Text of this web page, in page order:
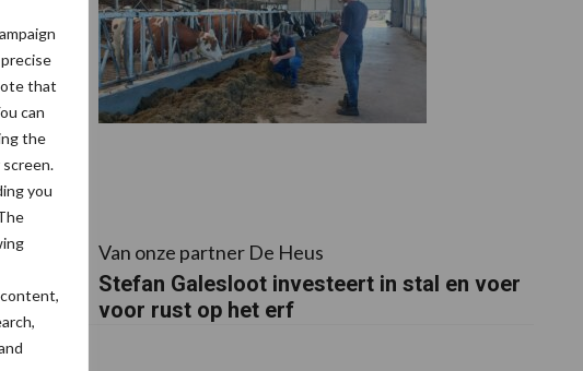
that
can
the
you
Van onze partner De Heus
Stefan Galesloot investeert in stal en voer
voor rust op het erf